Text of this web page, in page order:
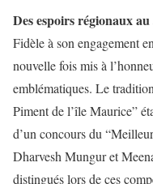
Des espoirs régionaux
Fidèle à son engagement
nouvelle fois mis à
emblématiques. Le
Piment de l’île Maurice”
d’un concours du
Dharvesh Mungur et
distingués lors de ces